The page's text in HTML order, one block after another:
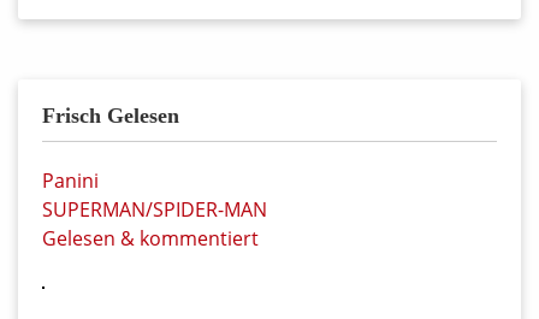
Frisch Gelesen
Panini
SUPERMAN/SPIDER-MAN
Gelesen & kommentiert